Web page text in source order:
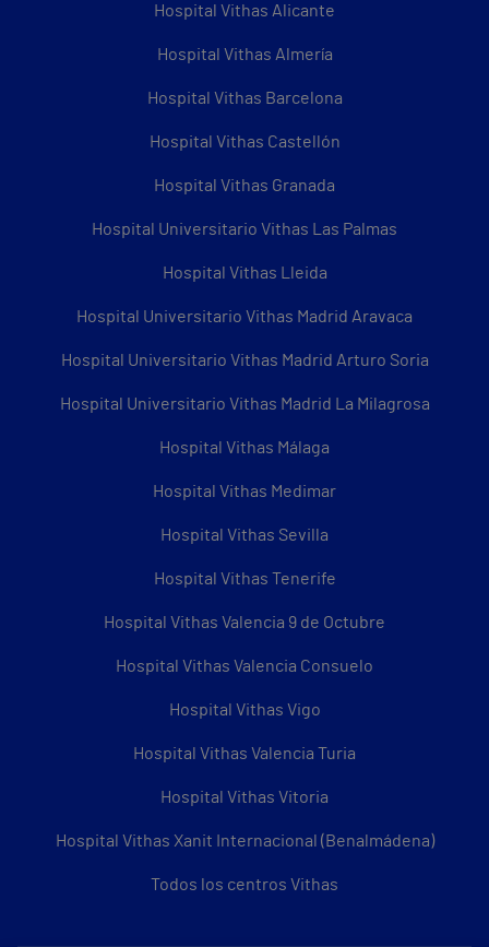
Hospital Vithas Alicante
Hospital Vithas Almería
Hospital Vithas Barcelona
Hospital Vithas Castellón
Hospital Vithas Granada
Hospital Universitario Vithas Las Palmas
Hospital Vithas Lleida
Hospital Universitario Vithas Madrid Aravaca
Hospital Universitario Vithas Madrid Arturo Soria
Hospital Universitario Vithas Madrid La Milagrosa
Hospital Vithas Málaga
Hospital Vithas Medimar
Hospital Vithas Sevilla
Hospital Vithas Tenerife
Hospital Vithas Valencia 9 de Octubre
Hospital Vithas Valencia Consuelo
Hospital Vithas Vigo
Hospital Vithas Valencia Turia
Hospital Vithas Vitoria
Hospital Vithas Xanit Internacional (Benalmádena)
Todos los centros Vithas